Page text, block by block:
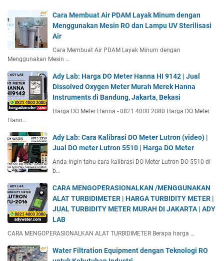
Cara Membuat Air PDAM Layak Minum dengan
Menggunakan Mesin RO dan Lampu UV Sterilisasi
Air
Cara Membuat Air PDAM Layak Minum dengan
Menggunakan Mesin …
Ady Lab: Harga DO Meter Hanna HI 9142 | Jual
Dissolved Oxygen Meter Murah Merek Hanna
Instruments di Bandung, Jakarta, Bekasi
Harga DO Meter Hanna - 0821 4000 2080 Harga DO Meter
Hann…
Ady Lab: Cara Kalibrasi DO Meter Lutron (video) |
Jual DO meter Lutron 5510 | Harga DO Meter
Anda ingin tahu cara kalibrasi DO Meter Lutron DO 5510 di
b…
CARA MENGOPERASIONALKAN /MENGGUNAKAN
ALAT TURBIDIMETER | HARGA TURBIDITY METER |
JUAL TURBIDITY METER MURAH DI JAKARTA | ADY
LAB
CARA MENGOPERASIONALKAN ALAT TURBIDIMETER Berapa harga …
Water Filtration Equipment dengan Teknologi RO